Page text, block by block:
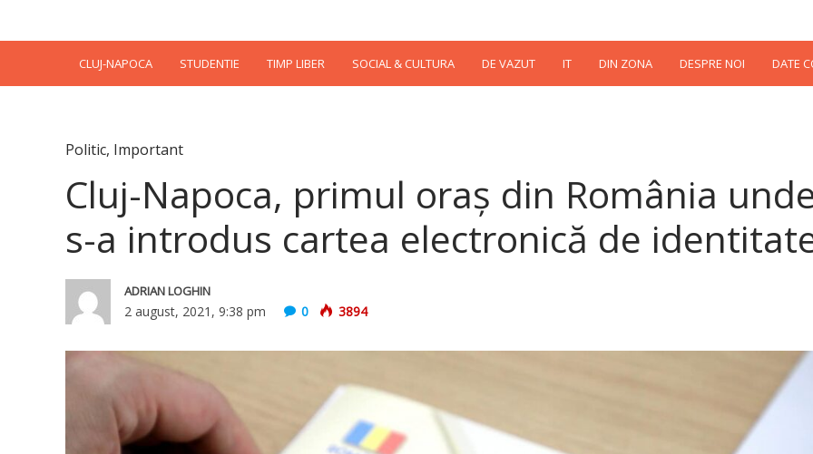
CLUJ-NAPOCA STUDENTIE TIMP LIBER SOCIAL & CULTURA DE VAZUT IT DIN ZONA DESPRE NOI DATE
Politic, Important
Cluj-Napoca, primul oraş din România
s-a introdus cartea electronică de
ADRIAN LOGHIN
2 august, 2021, 9:38 pm 0 3894